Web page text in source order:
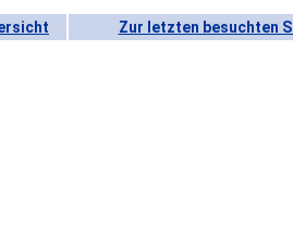
Zur letzten besuchten